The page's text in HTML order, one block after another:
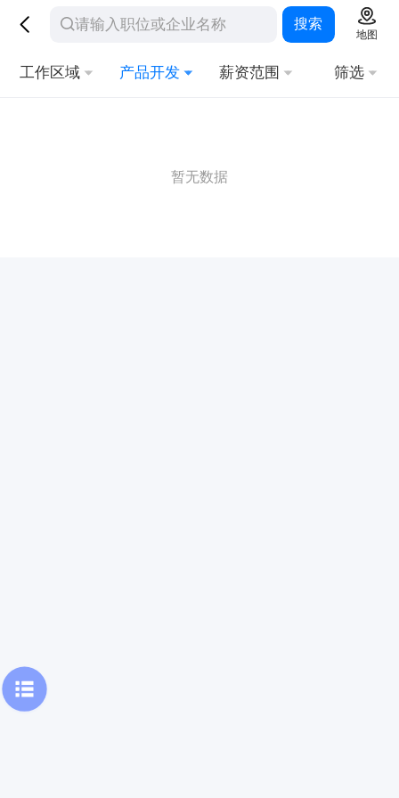
搜索
地图
工作区域 产品开发 薪资范围 筛选
暂无数据